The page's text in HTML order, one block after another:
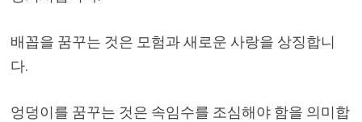
배꼽을 꿈꾸는 것은 모험과 새로운 사랑을 상징합니
다.
엉덩이를 꿈꾸는 것은 속임수를 조심해야 함을 의미합